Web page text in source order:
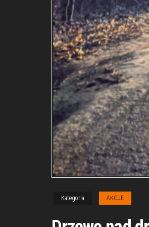
Kategoria AKCJE